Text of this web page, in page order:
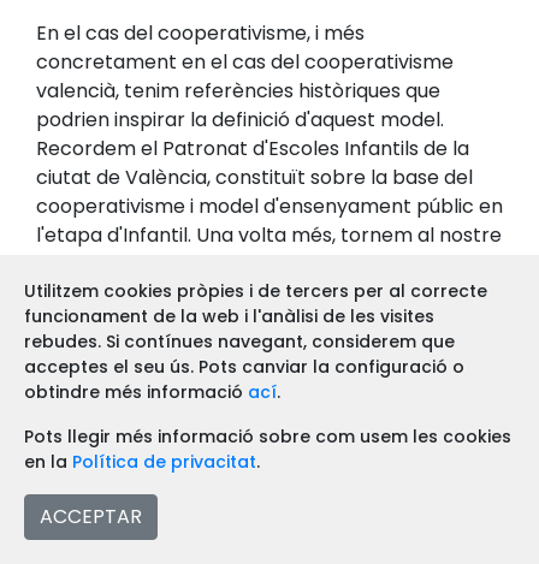
En el cas del cooperativisme, i més
concretament en el cas del cooperativisme
valencià, tenim referències històriques que
podrien inspirar la definició d'aquest model.
Recordem el Patronat d'Escoles Infantils de la
ciutat de València, constituït sobre la base del
cooperativisme i model d'ensenyament públic en
l'etapa d'Infantil. Una volta més, tornem al nostre
Jo crec que el desenvolupament de la LOMLOE
ens donarà, al cooperativisme, oportunitats de
posicionar-nos respecte a la definició d'aquests i
de molts altres temes que implicarà la
consolidació del nou sistema educatiu que es
planteja.
Utilitzem cookies pròpies i de tercers per al correcte
funcionament de la web i l'anàlisi de les visites
rebudes. Si contínues navegant, considerem que
acceptes el seu ús. Pots canviar la configuració o
obtindre més informació ací.
Pots llegir més informació sobre com usem les cookies
en la Política de privacitat.
ACCEPTAR